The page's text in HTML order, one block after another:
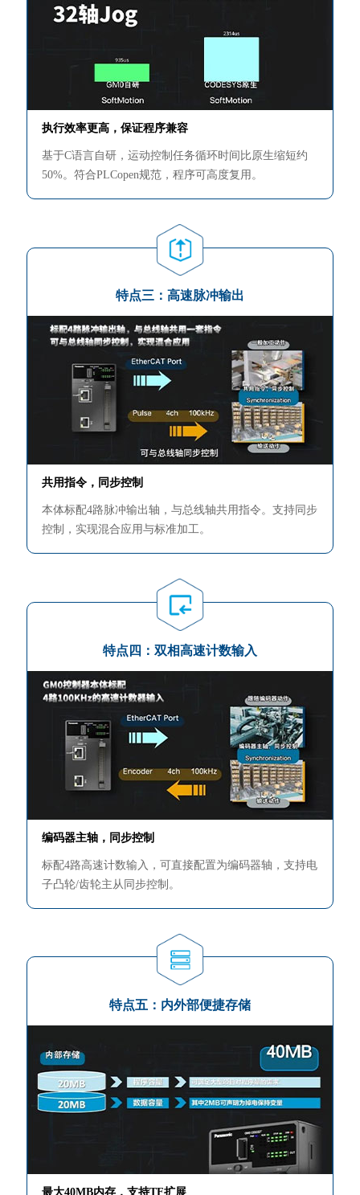
执行效率更高，保证程序兼容
基于C语言自研，运动控制任务循环时间比原生缩短约
50%。符合PLCopen规范，程序可高度复用。
特点三：高速脉冲输出
共用指令，同步控制
本体标配4路脉冲输出轴，与总线轴共用指令。支持同步
控制，实现混合应用与标准加工。
特点四：双相高速计数输入
编码器主轴，同步控制
标配4路高速计数输入，可直接配置为编码器轴，支持电
子凸轮/齿轮主从同步控制。
特点五：内外部便捷存储
最大40MB内存，支持TF扩展